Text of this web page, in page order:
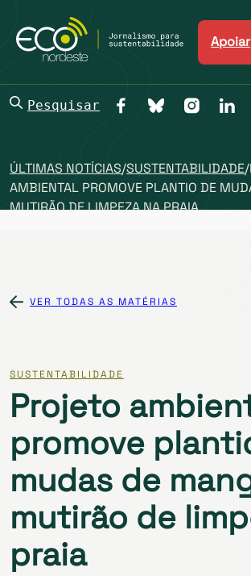
Apoiar
Pesquisar
ÚLTIMAS NOTÍCIAS/SUSTENTABILIDADE/
AMBIENTAL PROMOVE PLANTIO DE
MUTIRÃO DE LIMPEZA NA PRAIA
VER TODAS AS MATÉRIAS
SUSTENTABILIDADE
Projeto
promove
mudas de
mutirão de
praia